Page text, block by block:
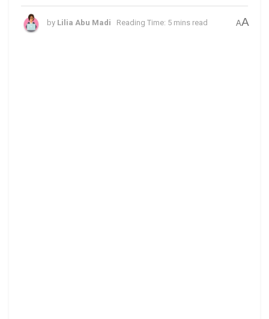
by Lilia Abu Madi Reading Time: 5 mins read AA